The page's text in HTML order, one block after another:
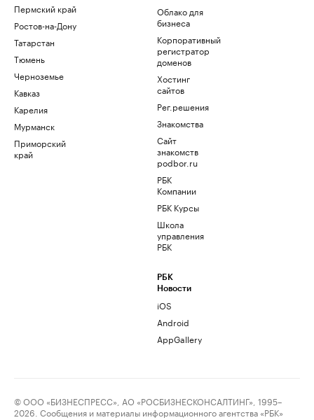
Пермский край
Ростов-на-Дону
Татарстан
Тюмень
Черноземье
Кавказ
Карелия
Мурманск
Приморский
край
Облако для
бизнеса
Корпоративный
регистратор
доменов
Хостинг
сайтов
Рег.решения
Знакомства
Сайт
знакомств
podbor.ru
РБК
Компании
РБК Курсы
Школа
управления
РБК
РБК
Новости
iOS
Android
AppGallery
© ООО «БИЗНЕСПРЕСС», АО «РОСБИЗНЕСКОНСАЛТИНГ», 1995–
2026. Сообщения и материалы информационного агентства «РБК»